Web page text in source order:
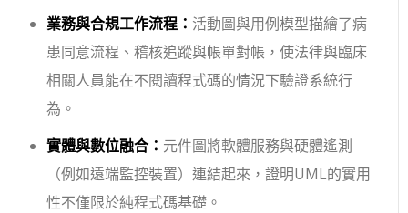
業務與合規工作流程： 活動圖與用例模型描繪了病
患同意流程、稽核追蹤與帳單對帳，使法律與臨床
相關人員能在不閱讀程式碼的情況下驗證系統行
為。
實體與數位融合： 元件圖將軟體服務與硬體遙測
（例如遠端監控裝置）連結起來，證明UML的實用
性不僅限於純程式碼基礎。